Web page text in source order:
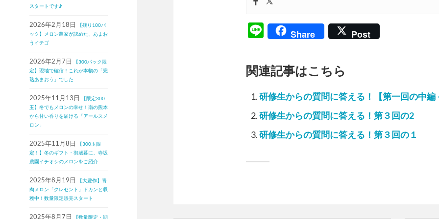
スタートです♪
2026年2月18日
【残り100パ
ック】メロン農家が認めた、あまお
うイチゴ
2026年2月7日
【300パック限
定】現地で確信！これが本物の「完
熟あまおう」でした
2025年11月13日
【限定300
玉】冬でもメロンの幸せ！南の熊本
から甘い香りを届ける「アールスメ
ロン」
2025年11月8日
【300玉限
定！】冬のギフト・御歳暮に、寺坂
農園イチオシのメロンをご紹介
2025年8月19日
【大豊作】青
肉メロン「クレセント」ドカンと収
穫中！数量限定販売スタート
2025年8月7日 【数量限定・期
LineShare Post
関連記事はこちら
研修生からの質問に答える！【第一回の中編
研修生からの質問に答える！第３回の2
研修生からの質問に答える！第３回の１